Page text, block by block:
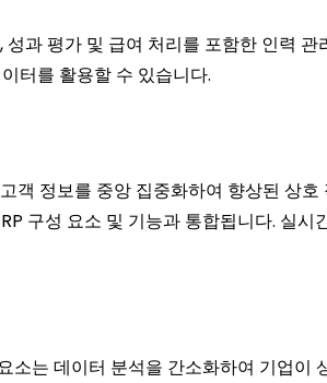
과 평가 및 급여 처리를 포함한 인력
터를 활용할 수 있습니다.
객 정보를 중앙 집중화하여 향상된 상
구성 요소 및 기능과 통합됩니다. 실
는 데이터 분석을 간소화하여 기업이